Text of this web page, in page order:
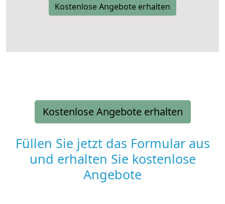
Kostenlose Angebote erhalten
Kostenlose Angebote erhalten
Füllen Sie jetzt das Formular aus
und erhalten Sie kostenlose
Angebote